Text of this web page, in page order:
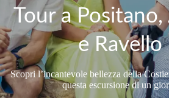
Tour a
e Ravello
Scopri l’incantevole bellezza della
questa escursione di un